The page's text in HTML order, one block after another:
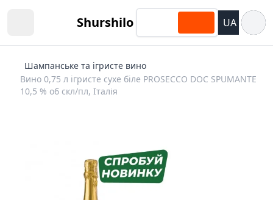
Shurshilo UA
Шампанське та ігристе вино
Вино 0,75 л ігристе сухе біле PROSECCO DOC SPUMANTE
10,5 % об скл/пл, Італія